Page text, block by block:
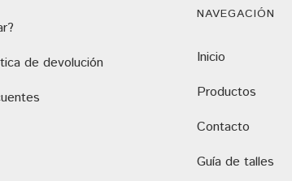
de devolución
NAVEGACIÓN
Inicio
Productos
Contacto
Guía de talles